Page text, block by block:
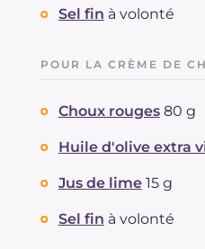
Sel fin à volonté
POUR LA CRÈME DE
Choux rouges 80 g
Huile d'olive extra
Jus de lime 15 g
Sel fin à volonté